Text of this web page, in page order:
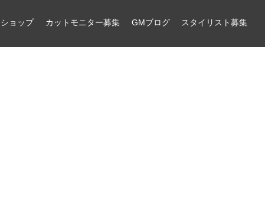
ョップ カットモニター募集 GMブログ スタイリスト募集